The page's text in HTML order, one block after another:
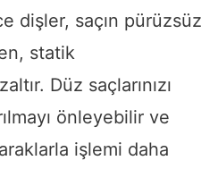
dişler, saçın pürüzsüz
statik
Düz saçlarınızı
önleyebilir ve
işlemi daha